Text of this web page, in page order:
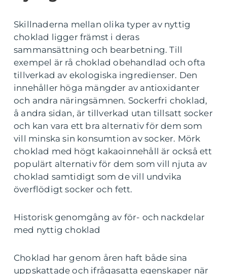
Skillnaderna mellan olika typer av nyttig
choklad ligger främst i deras
sammansättning och bearbetning. Till
exempel är rå choklad obehandlad och ofta
tillverkad av ekologiska ingredienser. Den
innehåller höga mängder av antioxidanter
och andra näringsämnen. Sockerfri choklad,
å andra sidan, är tillverkad utan tillsatt socker
och kan vara ett bra alternativ för dem som
vill minska sin konsumtion av socker. Mörk
choklad med högt kakaoinnehåll är också ett
populärt alternativ för dem som vill njuta av
choklad samtidigt som de vill undvika
överflödigt socker och fett.
Historisk genomgång av för- och nackdelar
med nyttig choklad
Choklad har genom åren haft både sina
uppskattade och ifrågasatta egenskaper när